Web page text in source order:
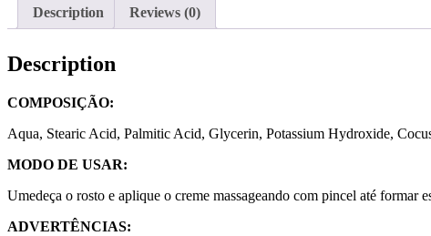
Description Reviews (0)
Description
COMPOSIÇÃO:
Aqua, Stearic Acid, Palmitic Acid, Glycerin, Potassium Hydroxide,
MODO DE USAR:
Umedeça o rosto e aplique o creme massageando com pincel até formar
ADVERTÊNCIAS: